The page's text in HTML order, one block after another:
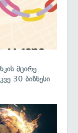
მცირე
30 ბიზნესი